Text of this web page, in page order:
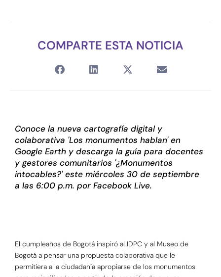
COMPARTE ESTA NOTICIA
Conoce la nueva cartografía digital y
colaborativa 'Los monumentos hablan' en
Google Earth y descarga la guía para docentes
y gestores comunitarios '¿Monumentos
intocables?' este miércoles 30 de septiembre
a las 6:00 p.m. por Facebook Live.
El cumpleaños de Bogotá inspiró al IDPC y al Museo de
Bogotá a pensar una propuesta colaborativa que le
permitiera a la ciudadanía apropiarse de los monumentos